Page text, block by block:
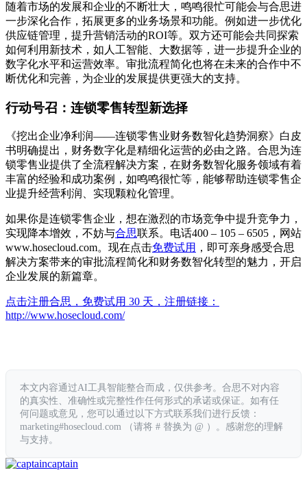
随着市场的发展和企业的不断壮大，鸣鸣很忙可能会与合思进
一步深化合作，拓展更多的业务场景和功能。例如进一步优化
供应链管理，提升营销活动的ROI等。双方还可能会共同探索
如何利用新技术，如人工智能、大数据等，进一步提升企业的
数字化水平和运营效率。审批流程简化也将在未来的合作中不
断优化和完善，为企业的发展提供更强大的支持。
行动号召：连锁零售转型新选择
《挖出企业净利润——连锁零售业财务数智化趋势洞察》白皮
书明确提出，财务数字化是精细化运营的必由之路。合思为连
锁零售业提供了全流程解决方案，在财务数智化服务领域有着
丰富的经验和成功案例，如鸣鸣很忙等，能够帮助连锁零售企
业提升经营利润、实现颗粒化管理。
如果你是连锁零售企业，想在激烈的市场竞争中提升竞争力，
实现降本增效，不妨与合思联系。电话400 – 105 – 6505，网站
www.hosecloud.com。现在点击免费试用 ，即可亲身感受合思
解决方案带来的审批流程简化和财务数智化转型的魅力，开启
企业发展的新篇章。
点击注册合思，免费试用 30 天，注册链接：
http://www.hosecloud.com/
本文内容通过AI工具智能整合而成，仅供参考。合思不对内容
的真实性、准确性或完整性作任何形式的承诺或保证。如有任
何问题或意见，您可以通过以下方式联系我们进行反馈：
marketing#hosecloud.com （请将 # 替换为 @ ）。感谢您的理解
与支持。
captain